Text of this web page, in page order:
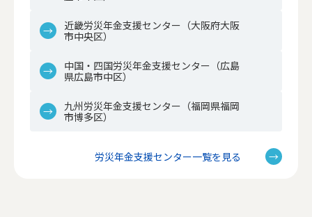
近畿労災年金支援センター（大阪府大阪
市中央区）
中国・四国労災年金支援センター（広島
県広島市中区）
九州労災年金支援センター（福岡県福岡
市博多区）
労災年金支援センター一覧を見る